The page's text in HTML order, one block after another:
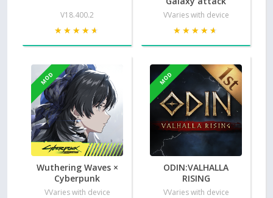
V18.400.2
★★★★★
★★★★★
VVaries with device
★★★★★
★★★★★
MOD
Wuthering Waves ×
Cyberpunk
VVaries with device
MOD
ODIN:VALHALLA
RISING
VVaries with device